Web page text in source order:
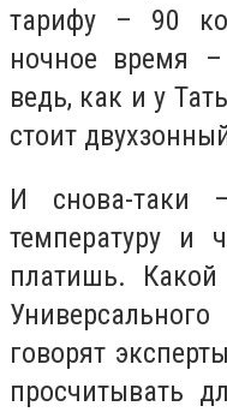
тарифу – 90
ночное время
ведь, как и у
стоит
И снова-таки
температуру и
платишь.
говорят
просчитывать